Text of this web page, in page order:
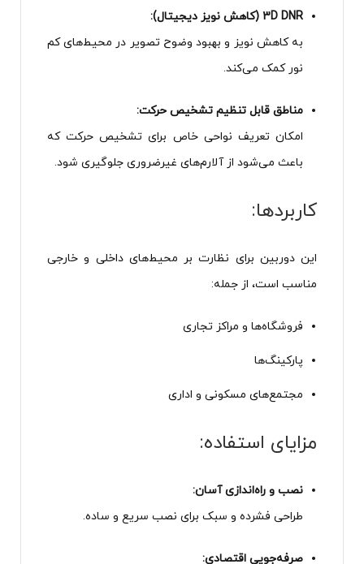
3D DNR (کاهش نویز دیجیتال):
به کاهش نویز و بهبود وضوح تصویر در محیط‌های کم
نور کمک می‌کند.
مناطق قابل تنظیم تشخیص حرکت:
امکان تعریف نواحی خاص برای تشخیص حرکت که
باعث می‌شود از آلارم‌های غیرضروری جلوگیری شود.
کاربردها:
این دوربین برای نظارت بر محیط‌های داخلی و خارجی
مناسب است، از جمله:
فروشگاه‌ها و مراکز تجاری
پارکینگ‌ها
مجتمع‌های مسکونی و اداری
مزایای استفاده:
نصب و راه‌اندازی آسان:
طراحی فشرده و سبک برای نصب سریع و ساده.
صرفه‌جویی اقتصادی: